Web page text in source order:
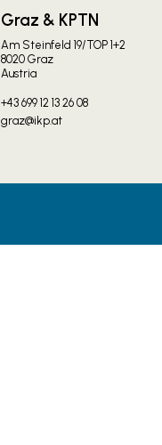
Graz & KPTN
Am Steinfeld 19/TOP 1+2
8020 Graz
Austria
+43 699 12 13 26 08
graz@ikp.at